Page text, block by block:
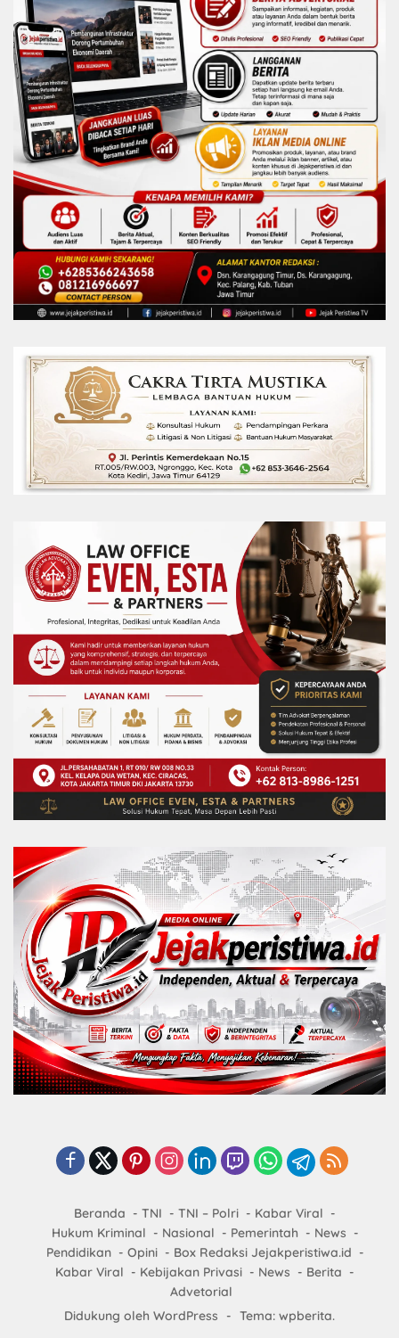
Beranda TNI TNI – Polri
Kabar Viral
Hukum Kriminal
Nasional Pemerintah
News
Pendidikan
Opini
Box Redaksi Jejakperistiwa.id
Kabar Viral
Kebijakan Privasi News
Berita
Advetorial
Didukung oleh WordPress
- Tema: wpberita.